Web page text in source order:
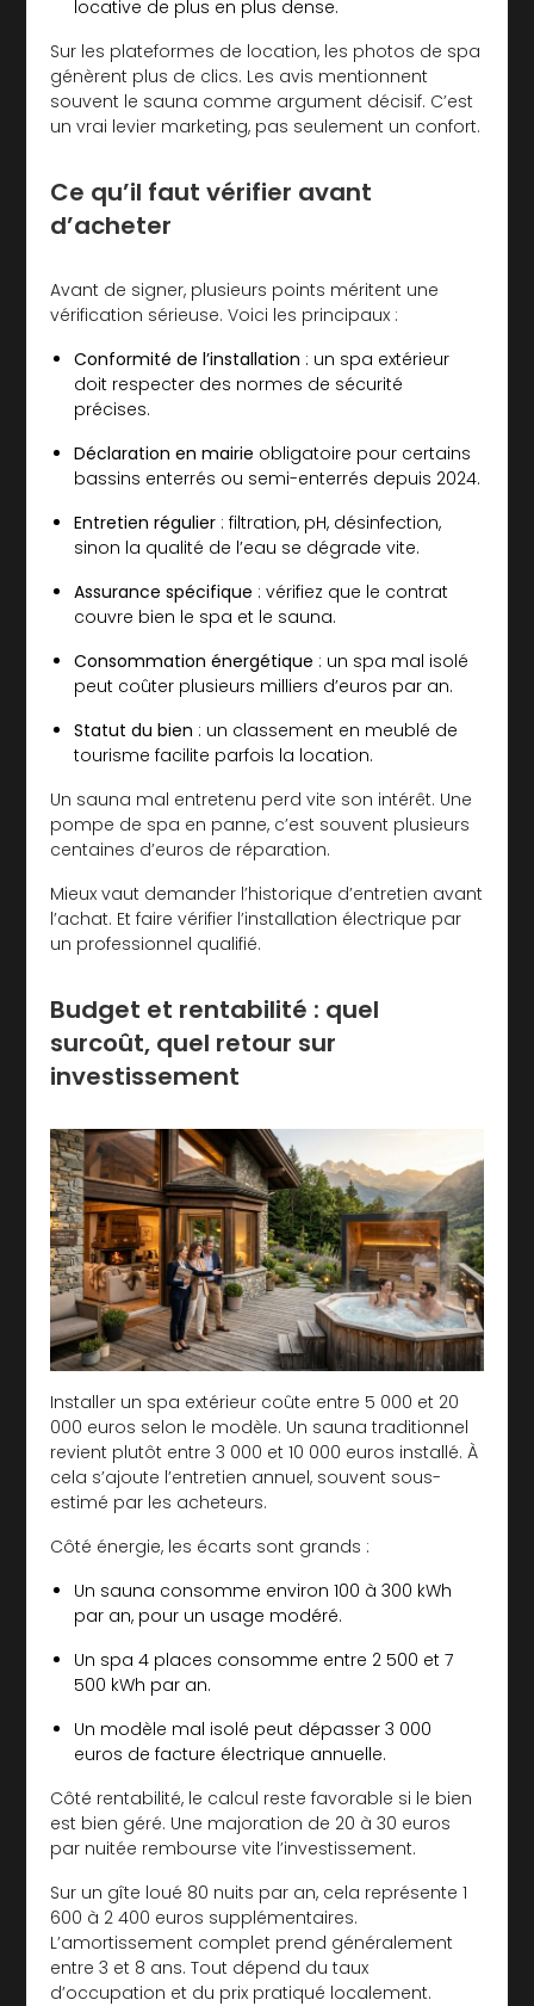
locative de plus en plus dense.
Sur les plateformes de location, les photos de spa
génèrent plus de clics. Les avis mentionnent
souvent le sauna comme argument décisif. C’est
un vrai levier marketing, pas seulement un confort.
Ce qu’il faut vérifier avant
d’acheter
Avant de signer, plusieurs points méritent une
vérification sérieuse. Voici les principaux :
Conformité de l’installation : un spa extérieur
doit respecter des normes de sécurité
précises.
Déclaration en mairie obligatoire pour certains
bassins enterrés ou semi-enterrés depuis 2024.
Entretien régulier : filtration, pH, désinfection,
sinon la qualité de l’eau se dégrade vite.
Assurance spécifique : vérifiez que le contrat
couvre bien le spa et le sauna.
Consommation énergétique : un spa mal isolé
peut coûter plusieurs milliers d’euros par an.
Statut du bien : un classement en meublé de
tourisme facilite parfois la location.
Un sauna mal entretenu perd vite son intérêt. Une
pompe de spa en panne, c’est souvent plusieurs
centaines d’euros de réparation.
Mieux vaut demander l’historique d’entretien avant
l’achat. Et faire vérifier l’installation électrique par
un professionnel qualifié.
Budget et rentabilité : quel
surcoût, quel retour sur
investissement
Installer un spa extérieur coûte entre 5 000 et 20
000 euros selon le modèle. Un sauna traditionnel
revient plutôt entre 3 000 et 10 000 euros installé. À
cela s’ajoute l’entretien annuel, souvent sous-
estimé par les acheteurs.
Côté énergie, les écarts sont grands :
Un sauna consomme environ 100 à 300 kWh
par an, pour un usage modéré.
Un spa 4 places consomme entre 2 500 et 7
500 kWh par an.
Un modèle mal isolé peut dépasser 3 000
euros de facture électrique annuelle.
Côté rentabilité, le calcul reste favorable si le bien
est bien géré. Une majoration de 20 à 30 euros
par nuitée rembourse vite l’investissement.
Sur un gîte loué 80 nuits par an, cela représente 1
600 à 2 400 euros supplémentaires.
L’amortissement complet prend généralement
entre 3 et 8 ans. Tout dépend du taux
d’occupation et du prix pratiqué localement.